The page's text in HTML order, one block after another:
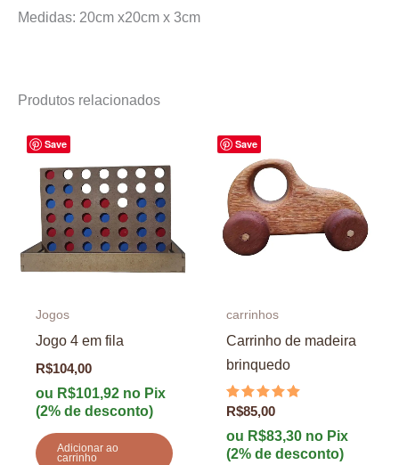
Medidas: 20cm x20cm x 3cm
Produtos relacionados
Save
Jogos
Jogo 4 em fila
R$104,00
ou R$101,92no Pix
(2% de desconto)
Adicionar ao
carrinho
Save
carrinhos
Carrinho de madeira
brinquedo
Avaliação
5.00
de 5
R$85,00
ou R$83,30no Pix
(2% de desconto)